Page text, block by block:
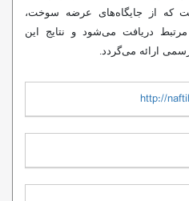
که از جایگاه‌های عرضه سوخت،
دریافت می‌شود و نتایج این
ارائه می‌گردد.
http://